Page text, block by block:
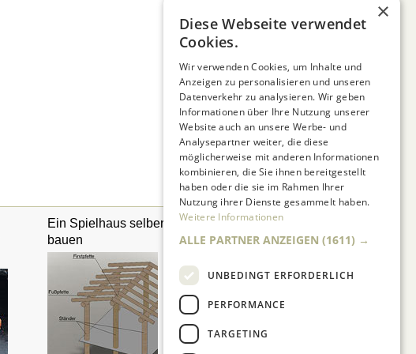
Ein Spielhaus selber
bauen
Sandkasten selber
bauen
×
Diese Webseite verwendet
Cookies.
Wir verwenden Cookies, um Inhalte und
Anzeigen zu personalisieren und unseren
Datenverkehr zu analysieren. Wir geben
Informationen über Ihre Nutzung unserer
Website auch an unsere Werbe- und
Analysepartner weiter, die diese
möglicherweise mit anderen Informationen
kombinieren, die Sie ihnen bereitgestellt
haben oder die sie im Rahmen Ihrer
Nutzung ihrer Dienste gesammelt haben.
Weitere Informationen
ALLE PARTNER ANZEIGEN (1611) →
UNBEDINGT ERFORDERLICH
PERFORMANCE
TARGETING